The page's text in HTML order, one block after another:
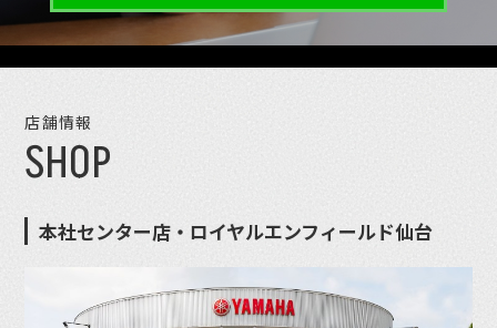
店舗情報
SHOP
本社センター店・ロイヤルエンフィールド仙台